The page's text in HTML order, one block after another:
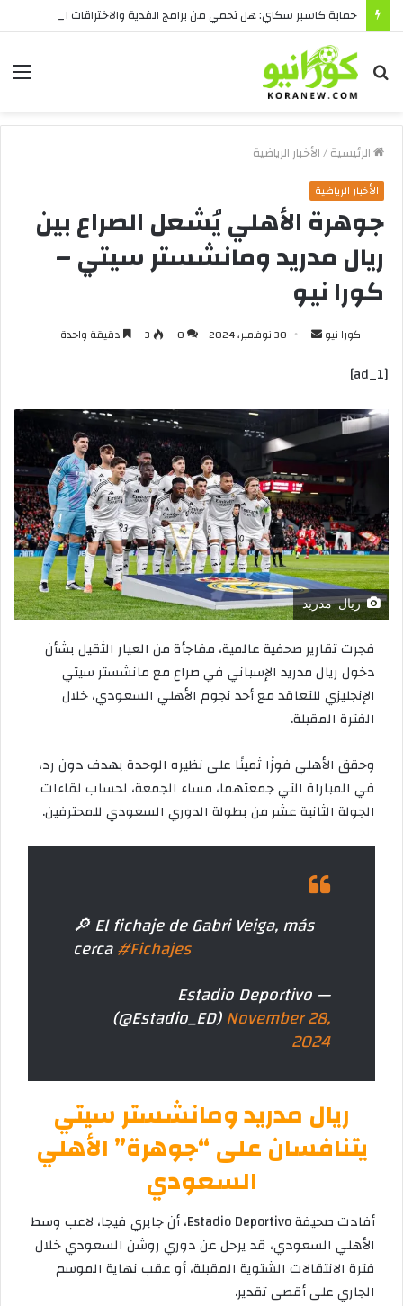
بحث
عن
الرئيسية/الأخبار الرياضية
الأخبار الرياضية
جوهرة الأهلي يُشعل الصراع بين
ريال مدريد ومانشستر سيتي –
كورا نيو
كورا نيو
أرسل 30 نوفمبر، 2024 0
3 دقيقة واحدة
[ad_1]
ريال مدريد
فجرت تقارير صحفية عالمية، مفاجأة من العيار الثقيل بشأن
دخول ريال مدريد الإسباني في صراع مع مانشستر سيتي
الإنجليزي للتعاقد مع أحد نجوم الأهلي السعودي، خلال
الفترة المقبلة.
وحقق الأهلي فوزًا ثمينًا على نظيره الوحدة بهدف دون رد،
في المباراة التي جمعتهما، مساء الجمعة، لحساب لقاءات
الجولة الثانية عشر من بطولة الدوري السعودي للمحترفين.
🔎 El fichaje de Gabri Veiga, más
cerca#Fichajes
— Estadio Deportivo
(@Estadio_ED)November 28,
2024
ريال مدريد ومانشستر سيتي
يتنافسان على “جوهرة” الأهلي
السعودي
أفادت صحيفة Estadio Deportivo، أن جابري فيجا، لاعب وسط
الأهلي السعودي، قد يرحل عن دوري روشن السعودي خلال
فترة الانتقالات الشتوية المقبلة، أو عقب نهاية الموسم
الجاري على أقصى تقدير.